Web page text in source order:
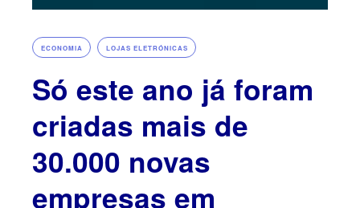
ECONOMIA , LOJAS ELETRÓNICAS
Só este ano já foram
criadas mais de
30.000 novas
empresas em